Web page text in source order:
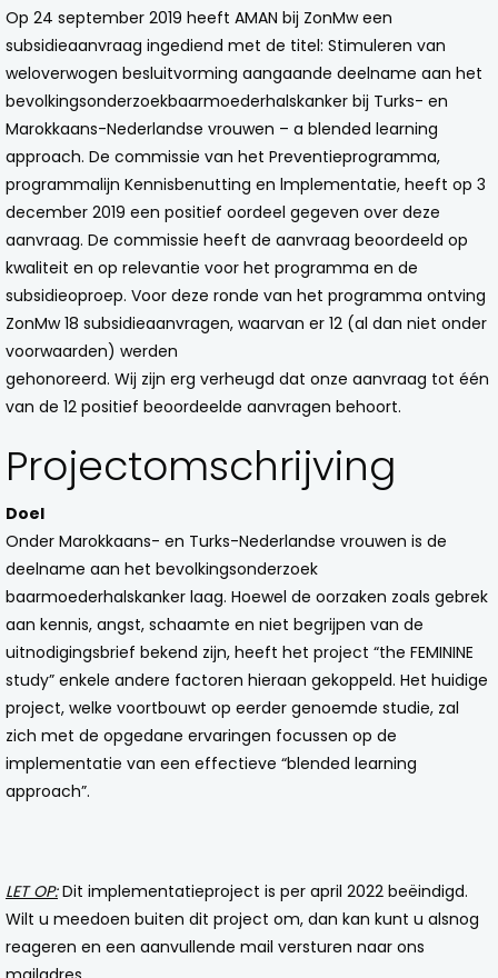
Op 24 september 2019 heeft AMAN bij ZonMw een
subsidieaanvraag ingediend met de titel: Stimuleren van
weloverwogen besluitvorming aangaande deelname aan het
bevolkingsonderzoekbaarmoederhalskanker bij Turks- en
Marokkaans-Nederlandse vrouwen – a blended learning
approach. De commissie van het Preventieprogramma,
programmalijn Kennisbenutting en lmplementatie, heeft op 3
december 2019 een positief oordeel gegeven over deze
aanvraag. De commissie heeft de aanvraag beoordeeld op
kwaliteit en op relevantie voor het programma en de
subsidieoproep. Voor deze ronde van het programma ontving
ZonMw 18 subsidieaanvragen, waarvan er 12 (al dan niet onder
voorwaarden) werden
gehonoreerd. Wij zijn erg verheugd dat onze aanvraag tot één
van de 12 positief beoordeelde aanvragen behoort.
Projectomschrijving
Doel
Onder Marokkaans- en Turks-Nederlandse vrouwen is de
deelname aan het bevolkingsonderzoek
baarmoederhalskanker laag. Hoewel de oorzaken zoals gebrek
aan kennis, angst, schaamte en niet begrijpen van de
uitnodigingsbrief bekend zijn, heeft het project “the FEMININE
study” enkele andere factoren hieraan gekoppeld. Het huidige
project, welke voortbouwt op eerder genoemde studie, zal
zich met de opgedane ervaringen focussen op de
implementatie van een effectieve “blended learning
approach”.
LET OP:Dit implementatieproject is per april 2022 beëindigd.
Wilt u meedoen buiten dit project om, dan kan kunt u alsnog
reageren en een aanvullende mail versturen naar ons